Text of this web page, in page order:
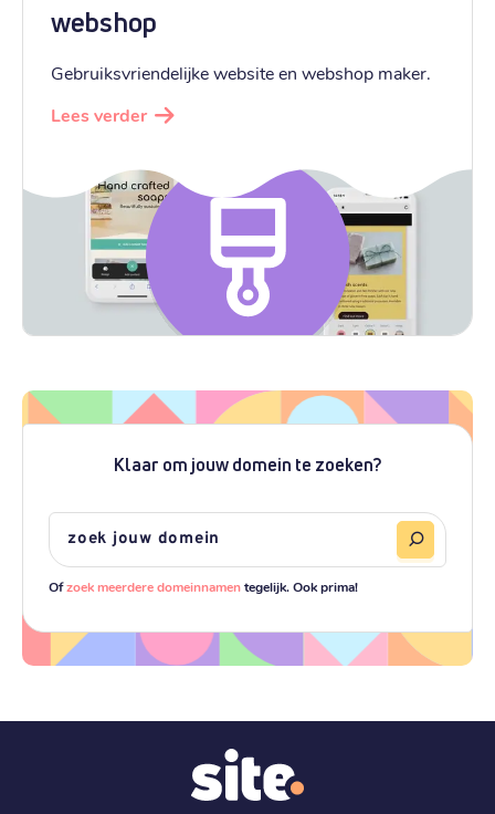
webshop
Gebruiksvriendelijke website en webshop maker.
Lees verder
Klaar om jouw domein te zoeken?
Ofzoek meerdere domeinnamentegelijk. Ook prima!